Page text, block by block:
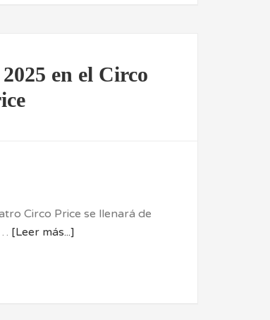
en el Circo
Circo Price se llenará de
[Leer más...]